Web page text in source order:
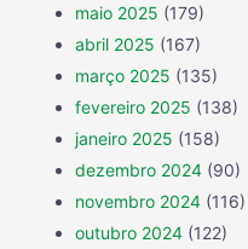
maio 2025 (179)
abril 2025 (167)
março 2025 (135)
fevereiro 2025 (138)
janeiro 2025 (158)
dezembro 2024 (90)
novembro 2024 (116)
outubro 2024 (122)